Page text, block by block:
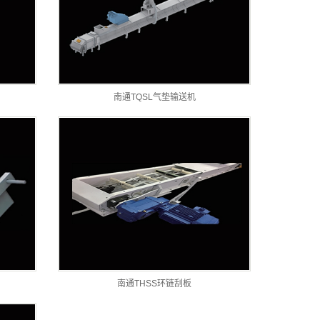
南通TQSL气垫输送机
南通THSS环链刮板